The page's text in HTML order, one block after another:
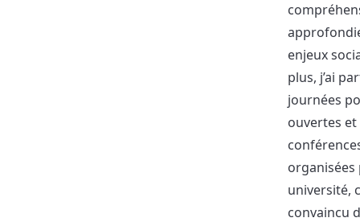
enjeux
plus, j’ai
journées
ouvertes et
université,
convaincu